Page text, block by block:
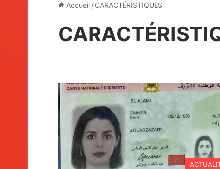
Accueil / CARACTÉRISTIQUES